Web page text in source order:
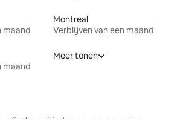
maand
Montreal
Verblijven van een maand
maand
Meer tonen